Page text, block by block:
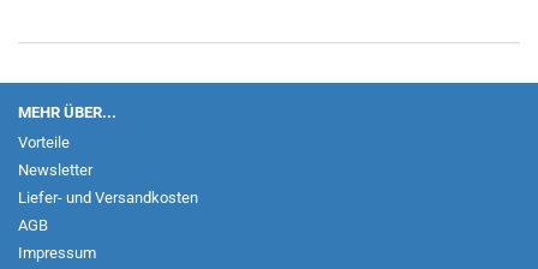
MEHR ÜBER...
Vorteile
Newsletter
Liefer- und Versandkosten
AGB
Impressum